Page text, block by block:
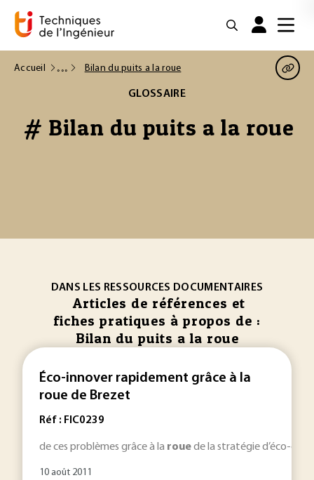
Accueil Bilan du puits a la roue
GLOSSAIRE
# Bilan du puits a la roue
DANS LES RESSOURCES DOCUMENTAIRES
Articles de références et
fiches pratiques à propos de :
Bilan du puits a la roue
Éco-innover rapidement grâce à la
roue de Brezet
Réf : FIC0239
de ces problèmes grâce à la rouede la stratégie d’éco-
10 août 2011